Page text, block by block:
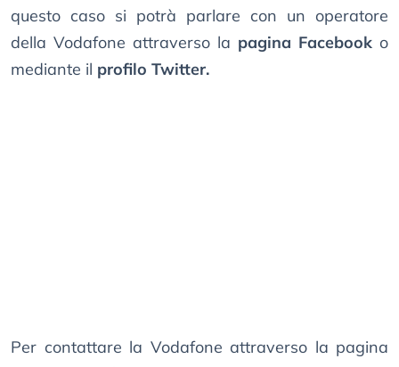
questo caso si potrà parlare con un operatore
della Vodafone attraverso la pagina Facebook o
mediante il profilo Twitter.
Per contattare la Vodafone attraverso la pagina